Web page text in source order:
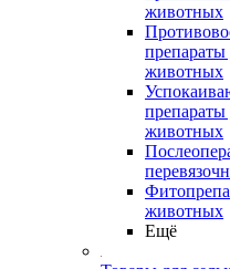
животных
препараты
животных
препараты
животных
животных
Ещё